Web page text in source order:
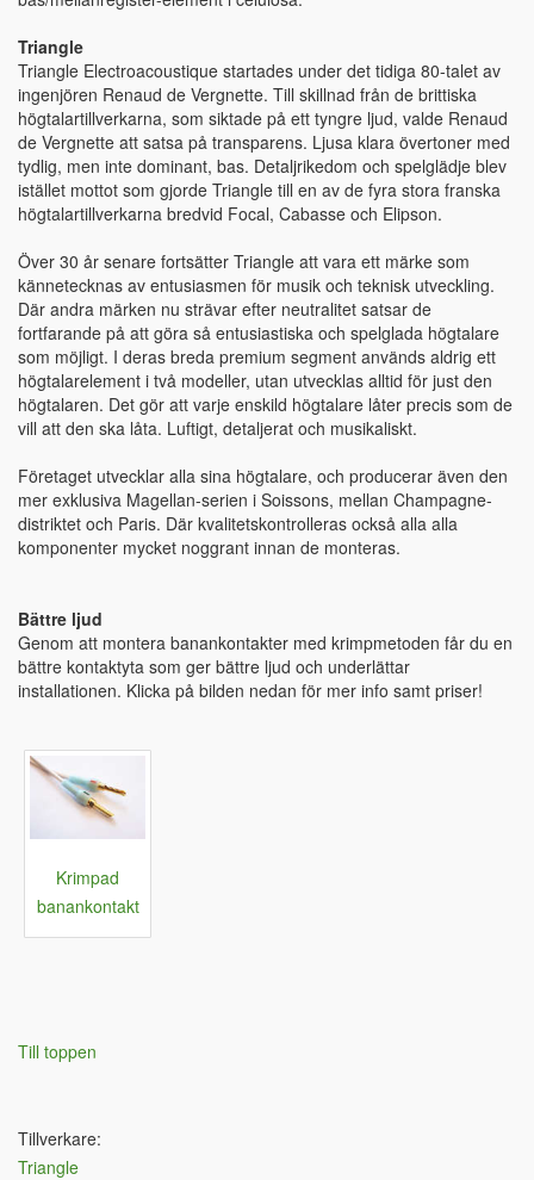
Triangle
Triangle Electroacoustique startades under det tidiga 80-talet av
ingenjören Renaud de Vergnette. Till skillnad från de brittiska
högtalartillverkarna, som siktade på ett tyngre ljud, valde Renaud
de Vergnette att satsa på transparens. Ljusa klara övertoner med
tydlig, men inte dominant, bas. Detaljrikedom och spelglädje blev
istället mottot som gjorde Triangle till en av de fyra stora franska
högtalartillverkarna bredvid Focal, Cabasse och Elipson.
Över 30 år senare fortsätter Triangle att vara ett märke som
kännetecknas av entusiasmen för musik och teknisk utveckling.
Där andra märken nu strävar efter neutralitet satsar de
fortfarande på att göra så entusiastiska och spelglada högtalare
som möjligt. I deras breda premium segment används aldrig ett
högtalarelement i två modeller, utan utvecklas alltid för just den
högtalaren. Det gör att varje enskild högtalare låter precis som de
vill att den ska låta. Luftigt, detaljerat och musikaliskt.
Företaget utvecklar alla sina högtalare, och producerar även den
mer exklusiva Magellan-serien i Soissons, mellan Champagne-
distriktet och Paris. Där kvalitetskontrolleras också alla alla
komponenter mycket noggrant innan de monteras.
Bättre ljud
Genom att montera banankontakter med krimpmetoden får du en
bättre kontaktyta som ger bättre ljud och underlättar
installationen. Klicka på bilden nedan för mer info samt priser!
Krimpad
banankontakt
Till toppen
Tillverkare:
Triangle